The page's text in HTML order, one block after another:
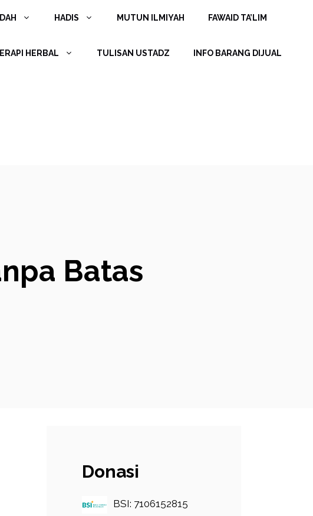
HADIS MUTUN ILMIYAH FAWAID TA’LIM
HERBAL TULISAN USTADZ INFO BARANG DIJUAL
Batas
Donasi
BSI: 7106152815